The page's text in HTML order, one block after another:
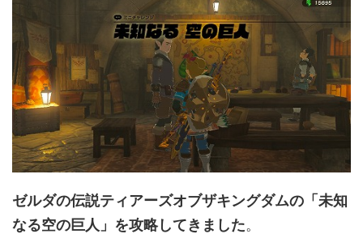
ゼルダの伝説ティアーズオブザキングダムの「未知
なる空の巨人」を攻略してきました。